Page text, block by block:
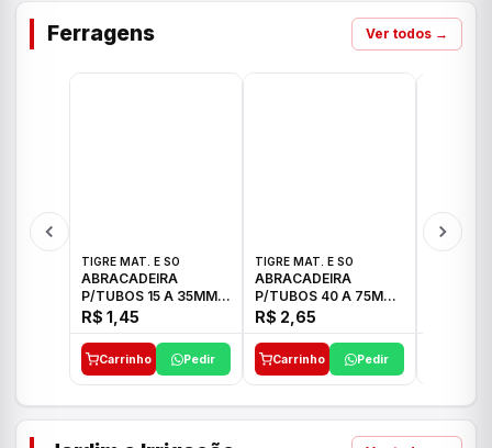
Ferragens Ver todos →
TIGRE MAT. E SO
ABRACADEIRA
P/TUBOS 15 A 35MM
TIGRE
R$ 1,45
Carrinho Pedir
TIGRE MAT. E SO
ABRACADEIRA
P/TUBOS 40 A 75MM
TIGRE
R$ 2,65
Carrinho Pedir